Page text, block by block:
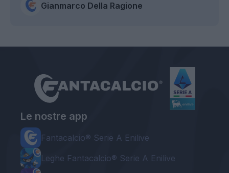
Gianmarco Della Ragione
Le nostre app
Fantacalcio® Serie A Enilive
Leghe Fantacalcio® Serie A Enilive